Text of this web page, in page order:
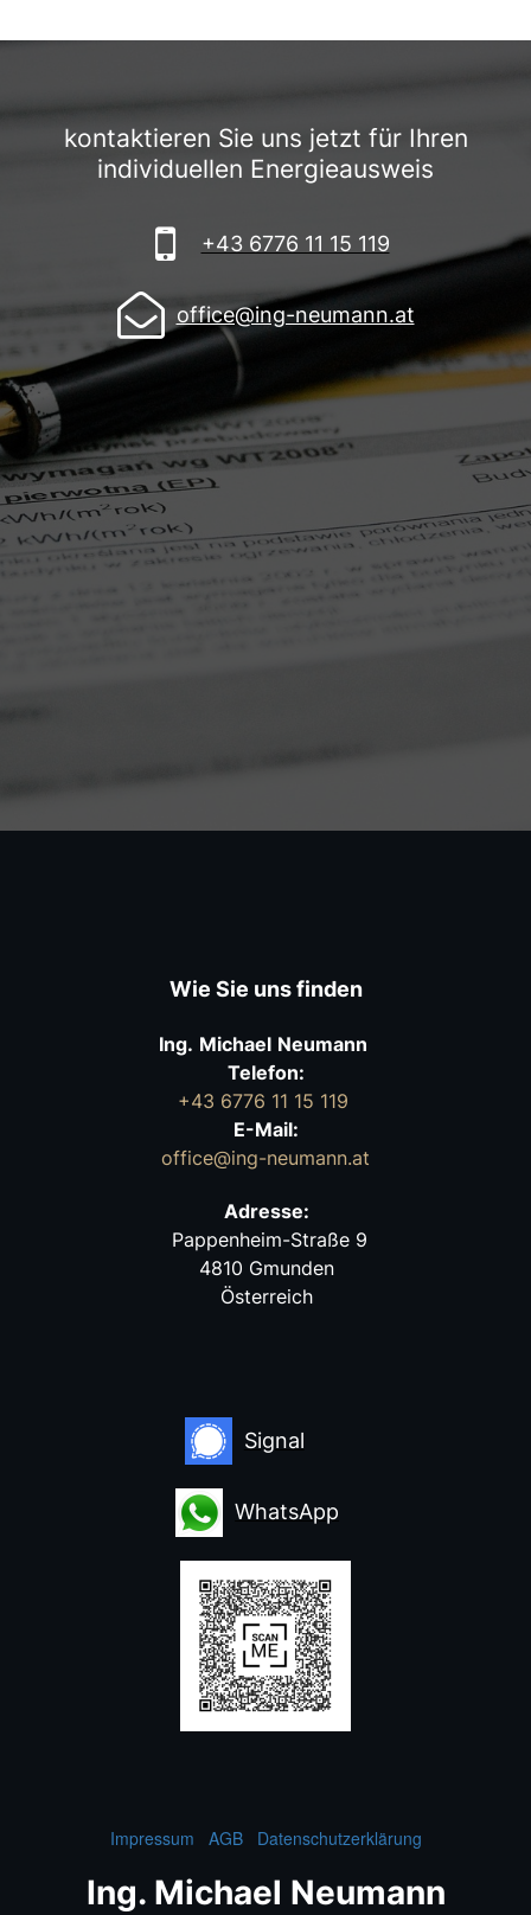
kontaktieren Sie uns jetzt für Ihren
individuellen Energieausweis
 +43 6776 11 15 119
 office@ing-neumann.at
Wie Sie uns finden
Ing. Michael Neumann
Telefon:
+43 6776 11 15 119
E-Mail:
office@ing-neumann.at
Adresse:
Pappenheim-Straße 9
4810 Gmunden
Österreich
Signal
WhatsApp
Impressum AGB Datenschutzerklärung
Ing. Michael Neumann